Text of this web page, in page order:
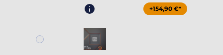
+154,90 €*